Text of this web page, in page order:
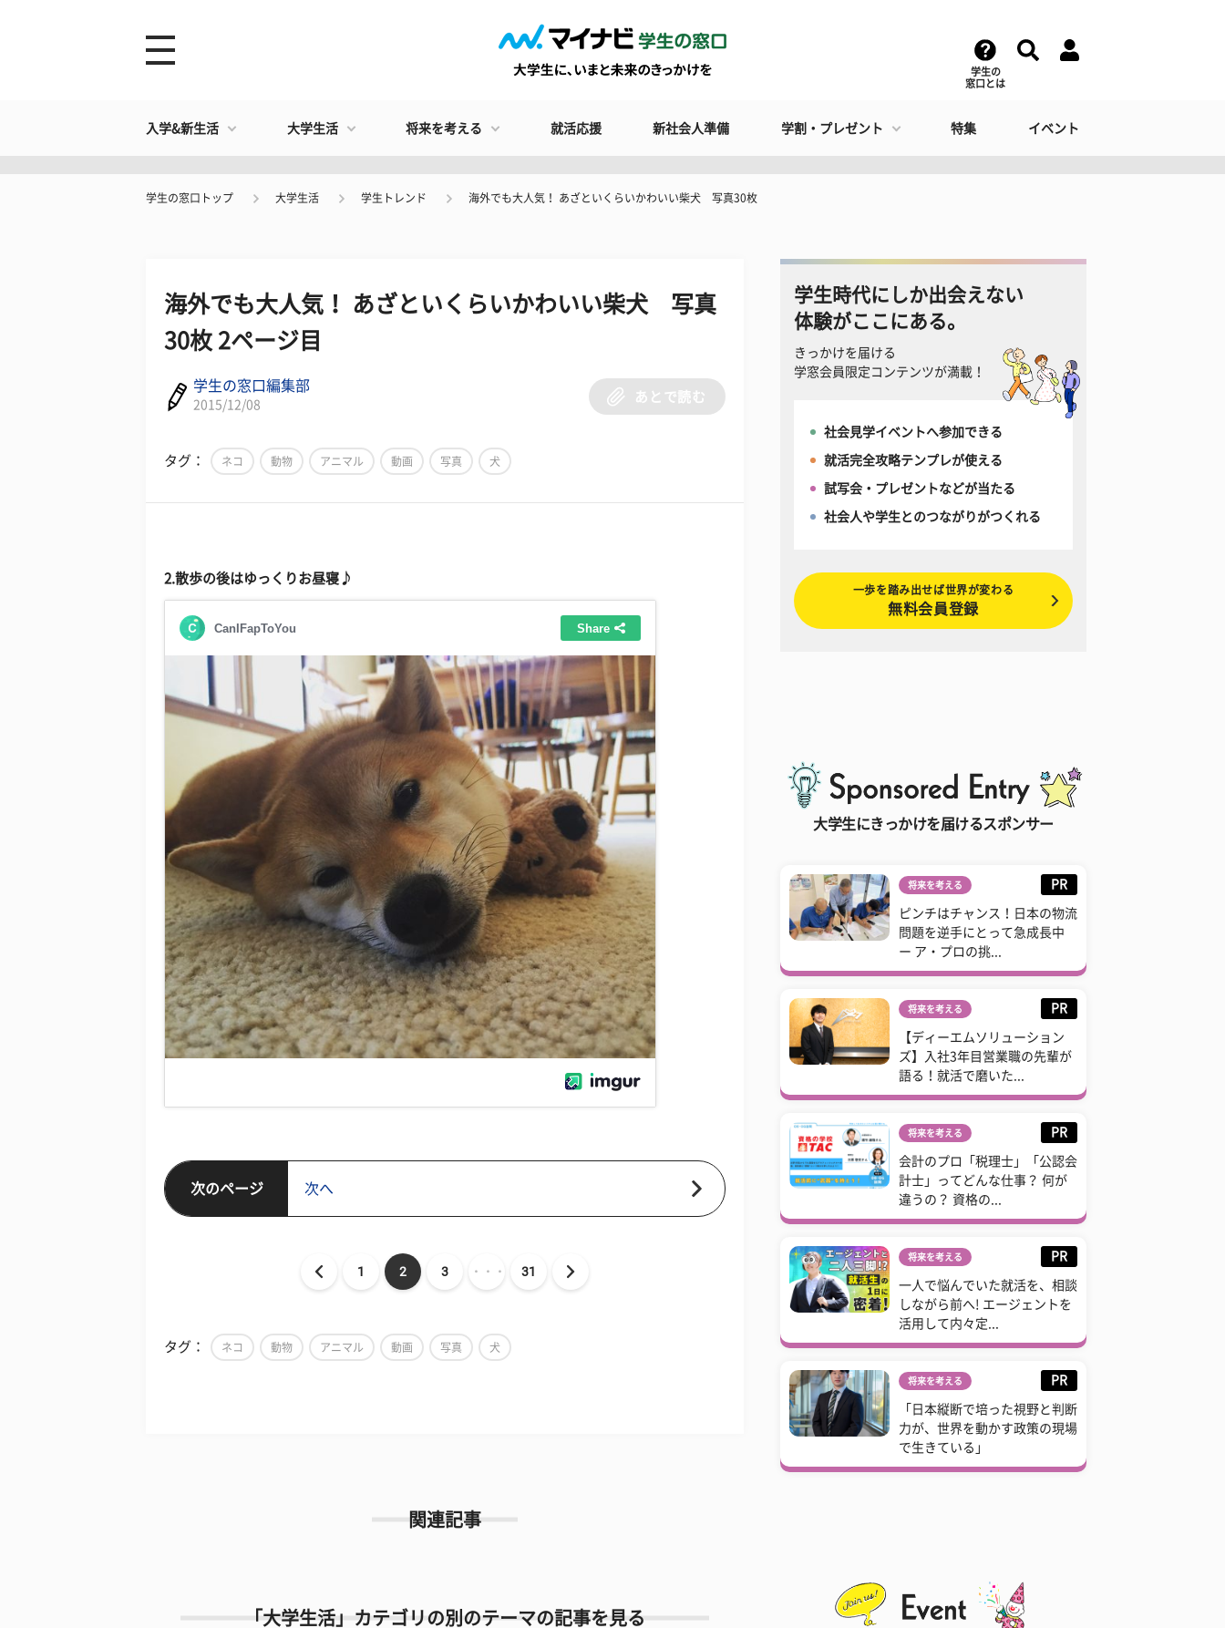
学生の
窓口とは
入学&新生活 大学生活 将来を考える 就活応援 新社会人準備 学割・プレゼント 特集 イベント
学生の窓口トップ 大学生活 学生トレンド 海外でも大人気！ あざといくらいかわいい柴犬 写真30枚
海外でも大人気！ あざといくらいかわいい柴犬 写真
30枚 2ページ目
学生の窓口編集部
2015/12/08
あとで読む
タグ： ネコ 動物 アニマル 動画 写真 犬
2.散歩の後はゆっくりお昼寝♪
次のページ 次へ
1 2 3 ・・・ 31
タグ： ネコ 動物 アニマル 動画 写真 犬
関連記事
「大学生活」カテゴリの別のテーマの記事を見る
学生時代にしか出会えない
体験がここにある。
きっかけを届ける
学窓会員限定コンテンツが満載！
社会見学イベントへ参加できる
就活完全攻略テンプレが使える
試写会・プレゼントなどが当たる
社会人や学生とのつながりがつくれる
一歩を踏み出せば世界が変わる
無料会員登録
大学生にきっかけを届けるスポンサー
将来を考える PR
ピンチはチャンス！日本の物流
問題を逆手にとって急成長中
ー ア・プロの挑...
将来を考える PR
【ディーエムソリューション
ズ】入社3年目営業職の先輩が
語る！就活で磨いた...
将来を考える PR
会計のプロ「税理士」「公認会
計士」ってどんな仕事？ 何が
違うの？ 資格の...
将来を考える PR
一人で悩んでいた就活を、相談
しながら前へ! エージェントを
活用して内々定...
将来を考える PR
「日本縦断で培った視野と判断
力が、世界を動かす政策の現場
で生きている」